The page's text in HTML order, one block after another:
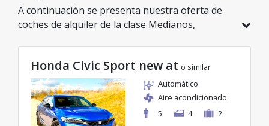
A continuación se presenta nuestra oferta de
coches de alquiler de la clase Medianos,
el modelo ideal de la categoría seleccionada, con
tarifas excelentes desde solo 23€/día.
Honda Civic Sport new at o similar
Automático
Aire acondicionado
5
4 2